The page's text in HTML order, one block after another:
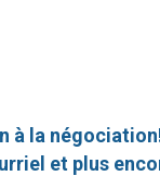
à la
et plus